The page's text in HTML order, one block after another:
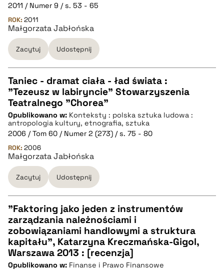
BIBTEX
pobierz cytat
2011 / Numer 9 / s. 53 - 65
ROK: 2011
Małgorzata Jabłońska
Zacytuj Udostępnij
CZYSTY TEKST
pobierz cytat
BIBTEX
pobierz cytat
Taniec - dramat ciała - ład świata :
"Tezeusz w labiryncie" Stowarzyszenia
Teatralnego "Chorea"
Opublikowano w: Konteksty : polska sztuka ludowa :
antropologia kultury, etnografia, sztuka
2006 / Tom 60 / Numer 2 (273) / s. 75 - 80
ROK: 2006
Małgorzata Jabłońska
Zacytuj Udostępnij
CZYSTY TEKST
pobierz cytat
"Faktoring jako jeden z instrumentów
zarządzania należnościami i
zobowiązaniami handlowymi a struktura
kapitału", Katarzyna Kreczmańska-Gigol,
Warszawa 2013 : [recenzja]
Opublikowano w: Finanse i Prawo Finansowe